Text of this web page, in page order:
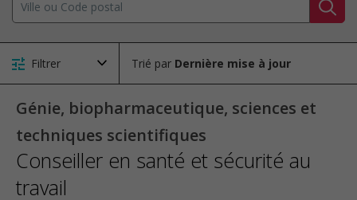
Filtrer Trié par
Génie, biopharmaceutique, sciences et
techniques scientifiques
Conseiller en santé et sécurité au
travail